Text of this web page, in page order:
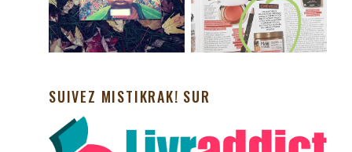
SUIVEZ MISTIKRAK! SUR